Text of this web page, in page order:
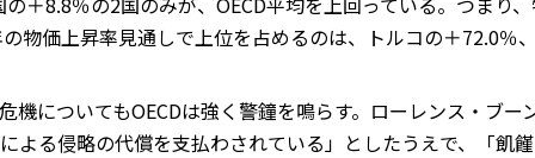
物価上昇率見通しで上位を占めるのは、トルコの＋72.0％
機についてもOECDは強く警鐘を鳴らす。ローレンス・ブー
よる侵略の代償を支払わされている」としたうえで、「飢